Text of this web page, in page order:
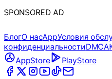
SPONSORED AD
БлогО насAppУсловия
конфиденциальностиDMCA
AppStore
PlayStore